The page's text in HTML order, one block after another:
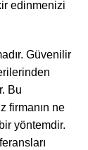
edinmenizi
Güvenilir
Bu
firmanın ne
yöntemdir.